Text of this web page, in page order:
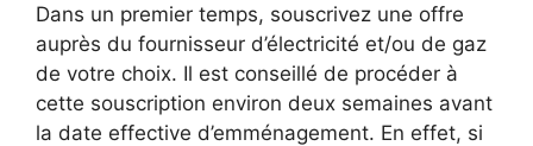
Dans un premier temps, souscrivez une offre
auprès du fournisseur d’électricité et/ou de gaz
de votre choix. Il est conseillé de procéder à
cette souscription environ deux semaines avant
la date effective d’emménagement. En effet, si